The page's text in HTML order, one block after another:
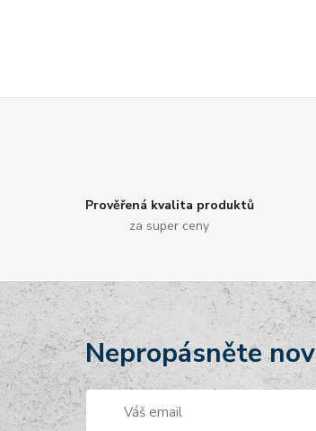
Prověřená kvalita produktů
za super ceny
Nepropásněte